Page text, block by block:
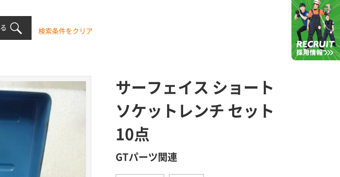
検索条件をクリア
サーフェイス ショート
ソケットレンチ セット
10点
GTパーツ関連